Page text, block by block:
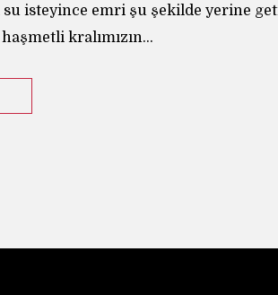
isteyince emri şu şekilde yerine
kralımızın...